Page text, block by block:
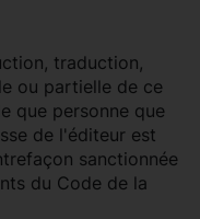
traduction,
ou partielle de ce
que personne que
de l'éditeur est
sanctionnée
du Code de la